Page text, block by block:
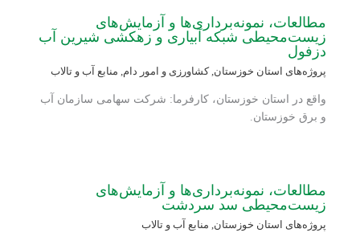
مطالعات، نمونه‌برداری‌ها و آزمایش‌های
زیست‌محیطی شبکه آبیاری و زهکشی شیرین آب
دزفول
پروژه‌های استان خوزستان, کشاورزی و امور دام, منابع آب و تالاب
واقع در استان خوزستان، کارفرما: شرکت سهامی سازمان آب
و برق خوزستان.
مطالعات، نمونه‌برداری‌ها و آزمایش‌های
زیست‌محیطی سد سردشت
پروژه‌های استان خوزستان, منابع آب و تالاب